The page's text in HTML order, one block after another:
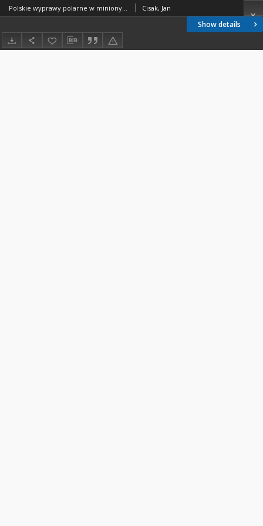
Show details
Polskie wyprawy polarne w minionym 70-leciu Instytutu Geodezji i Kartografii z perspektywy wspomnień pracowników Cisak, Jan